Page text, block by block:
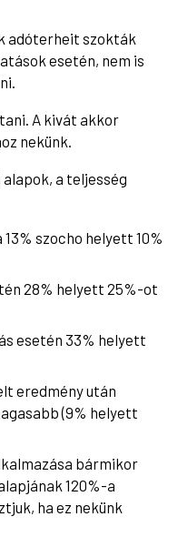
adóterheit szokták
esetén, nem is
A kivát akkor
nekünk.
a teljesség
szocho helyett 10%
28% helyett 25%-ot
esetén 33% helyett
eredmény után
(9% helyett
bármikor
120%-a
ha ez nekünk